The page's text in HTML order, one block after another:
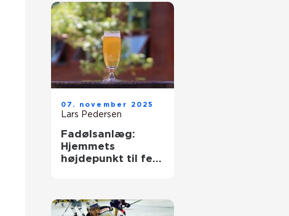
07. november 2025
Lars Pedersen
Fadølsanlæg:
Hjemmets
højdepunkt til fest